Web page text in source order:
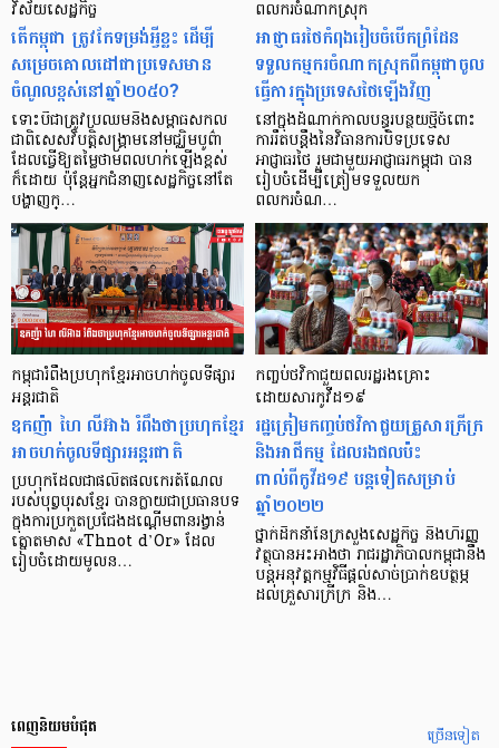
វិស័យសេដ្ឋកិច្ច
តើកម្ពុជា ត្រូវកែទម្រង់អ្វីខ្លះ ដើម្បី
សម្រេចគោលដៅជាប្រទេសមាន
ចំណូលខ្ពស់នៅឆ្នាំ២០៥០?
ទោះបីជាត្រូវប្រឈមនឹងសម្ពាធសកល
ជាពិសេសវិបត្តិសង្គ្រាមនៅមជ្ឈិមបូព៌ា
ដែលធ្វើឱ្យតម្លៃថាមពលហក់ឡើងខ្ពស់
ក៏ដោយ ប៉ុន្តែអ្នកជំនាញសេដ្ឋកិច្ចនៅតែ
បង្ហាញក្…
ពលករចំណាកស្រុក
អាជ្ញាធរថៃកំពុងរៀបចំបើកព្រំដែន
ទទួលកម្មករចំណាកស្រុកពីកម្ពុជាចូល
ធ្វើការក្នុងប្រទេសថៃឡើងវិញ
នៅក្នុងដំណាក់កាលបន្ធូរបន្ថយថ្មីចំពោះ
ការរឹតបន្តឹងនៃវិធានការបិទប្រទេស
អាជ្ញាធរថៃ រួមជាមួយអាជ្ញាធរកម្ពុជា បាន
រៀបចំដើម្បីត្រៀមទទួលយក
ពលករចំណ…
កម្ពុជារំពឹងប្រហុកខ្មែរអាចហក់ចូលទីផ្សារ
អន្តរជាតិ
ឧកញ៉ា ហៃ លីអ៊ាង រំពឹងថាប្រហុកខ្មែរ
អាចហក់ចូលទីផ្សារអន្តរជាតិ
ប្រហុកដែលជាផលិតផលកេរតំណែល
របស់បុព្វបុរសខ្មែរ បានក្លាយជាប្រធានបទ
ក្នុងការប្រកួតប្រជែងដណ្តើមពានរង្វាន់
ត្នោតមាស «Thnot d’Or» ដែល
រៀបចំដោយមូលន…
កញ្ចប់ថវិកាជួយពលរដ្ឋរងគ្រោះ
ដោយសារកូវីដ១៩
រដ្ឋត្រៀមកញ្ចប់ថវិកាជួយគ្រួសារក្រីក្រ
និងអាជីកម្ម ដែលរងផលប៉ះ
ពាល់ពីកូវីដ១៩ បន្តទៀតសម្រាប់
ឆ្នាំ២០២២
ថ្នាក់ដឹកនាំនៃក្រសួងសេដ្ឋកិច្ច និងហិរញ្ញ
វត្ថុបានអះអាងថា រាជរដ្ឋាភិបាលកម្ពុជានឹង
បន្តអនុវត្តកម្មវិធីផ្តល់សាច់ប្រាក់ឧបត្ថម្ភ
ដល់គ្រួសារក្រីក្រ និង…
ច្រើនទៀត
ពេញនិយមបំផុត